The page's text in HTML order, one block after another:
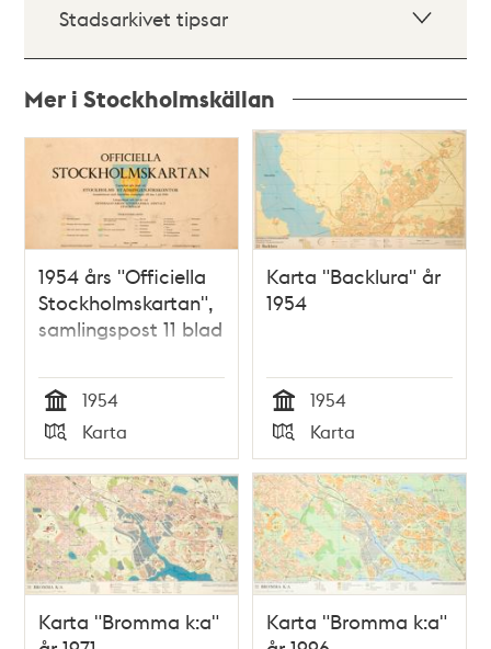
Stadsarkivet tipsar
Mer i Stockholmskällan
Relaterade
poster
teman
1954 års "Officiella
Stockholmskartan",
samlingspost 11 blad
Tid
1954
Typ
Karta
Karta "Backlura" år
1954
Tid
1954
Typ
Karta
Karta "Bromma k:a"
Karta "Bromma k:a"